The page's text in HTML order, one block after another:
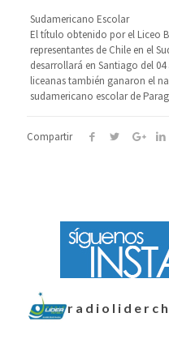
Sudamericano Escolar
El título obtenido por el Liceo
representantes de Chile en el
desarrollará en Santiago del
liceanas también ganaron el
sudamericano escolar de
Compartir